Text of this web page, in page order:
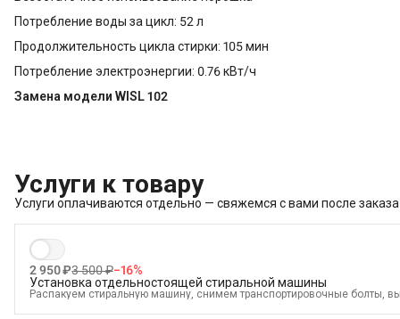
Потребление воды за цикл: 52 л
Продолжительность цикла стирки: 105 мин
Потребление электроэнергии: 0.76 кВт/ч
Замена модели WISL 102
Услуги к товару
Услуги оплачиваются отдельно — свяжемся с вами после
2 950 ₽3 500 ₽−16%
Установка отдельностоящей стиральной машины
Распакуем стиральную машину, снимем транспортировочные болты,
В стоимость входит: